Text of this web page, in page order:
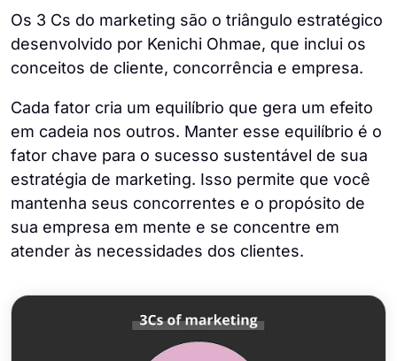
Os 3 Cs do marketing são o triângulo estratégico
desenvolvido por Kenichi Ohmae, que inclui os
conceitos de cliente, concorrência e empresa.
Cada fator cria um equilíbrio que gera um efeito
em cadeia nos outros. Manter esse equilíbrio é o
fator chave para o sucesso sustentável de sua
estratégia de marketing. Isso permite que você
mantenha seus concorrentes e o propósito de
sua empresa em mente e se concentre em
atender às necessidades dos clientes.